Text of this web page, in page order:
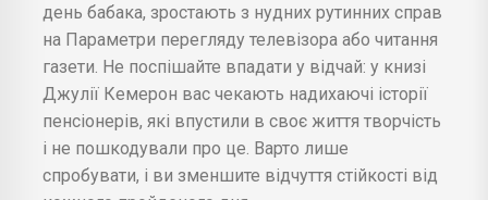
день бабака, зростають з нудних рутинних справ
на Параметри перегляду телевізора або читання
газети. Не поспішайте впадати у відчай: у книзі
Джулії Кемерон вас чекають надихаючі історії
пенсіонерів, які впустили в своє життя творчість
і не пошкодували про це. Варто лише
спробувати, і ви зменшите відчуття стійкості від